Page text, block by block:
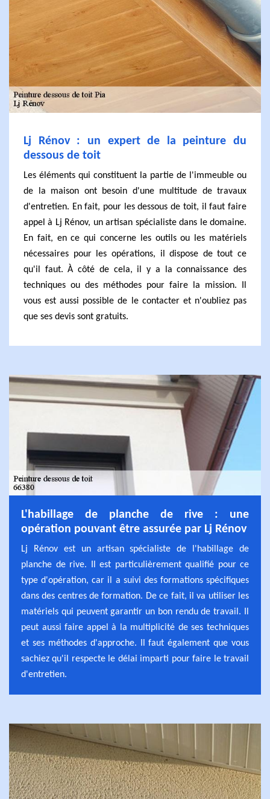
Lj Rénov : un expert de la peinture du
dessous de toit
Les éléments qui constituent la partie de l'immeuble ou
de la maison ont besoin d'une multitude de travaux
d'entretien. En fait, pour les dessous de toit, il faut faire
appel à Lj Rénov, un artisan spécialiste dans le domaine.
En fait, en ce qui concerne les outils ou les matériels
nécessaires pour les opérations, il dispose de tout ce
qu'il faut. À côté de cela, il y a la connaissance des
techniques ou des méthodes pour faire la mission. Il
vous est aussi possible de le contacter et n'oubliez pas
que ses devis sont gratuits.
L'habillage de planche de rive : une
opération pouvant être assurée par Lj Rénov
Lj Rénov est un artisan spécialiste de l'habillage de
planche de rive. Il est particulièrement qualifié pour ce
type d'opération, car il a suivi des formations spécifiques
dans des centres de formation. De ce fait, il va utiliser les
matériels qui peuvent garantir un bon rendu de travail. Il
peut aussi faire appel à la multiplicité de ses techniques
et ses méthodes d'approche. Il faut également que vous
sachiez qu'il respecte le délai imparti pour faire le travail
d'entretien.